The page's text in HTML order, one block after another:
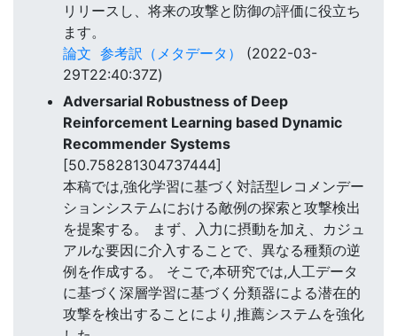
リリースし、将来の攻撃と防御の評価に役立ち
ます。
論文 参考訳（メタデータ）
(2022-03-
29T22:40:37Z)
Adversarial Robustness of Deep
Reinforcement Learning based Dynamic
Recommender Systems
[50.758281304737444]
本稿では,強化学習に基づく対話型レコメンデー
ションシステムにおける敵例の探索と攻撃検出
を提案する。 まず、入力に摂動を加え、カジュ
アルな要因に介入することで、異なる種類の逆
例を作成する。 そこで,本研究では,人工データ
に基づく深層学習に基づく分類器による潜在的
攻撃を検出することにより,推薦システムを強化